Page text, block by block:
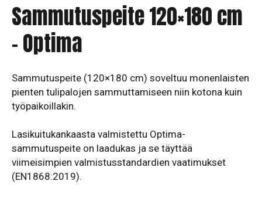
Sammutuspeite 120×180 cm
– Optima
Sammutuspeite (120×180 cm) soveltuu monenlaisten
pienten tulipalojen sammuttamiseen niin kotona kuin
työpaikoillakin.
Lasikuitukankaasta valmistettu Optima-
sammutuspeite on laadukas ja se täyttää
viimeisimpien valmistusstandardien vaatimukset
(EN1868:2019).